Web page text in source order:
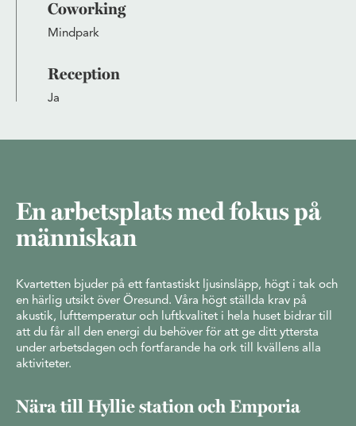
Coworking
Mindpark
Reception
Ja
En arbetsplats med fokus på
människan
Kvartetten bjuder på ett fantastiskt ljusinsläpp, högt i tak och
en härlig utsikt över Öresund. Våra högt ställda krav på
akustik, lufttemperatur och luftkvalitet i hela huset bidrar till
att du får all den energi du behöver för att ge ditt yttersta
under arbetsdagen och fortfarande ha ork till kvällens alla
aktiviteter.
Nära till Hyllie station och Emporia